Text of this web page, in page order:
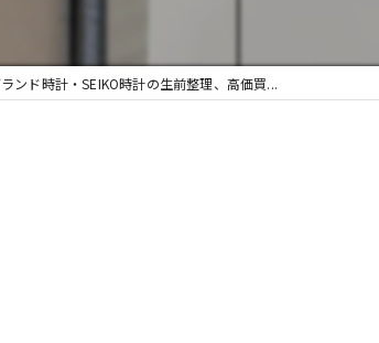
ンド時計・SEIKO時計の生前整理、高価買...